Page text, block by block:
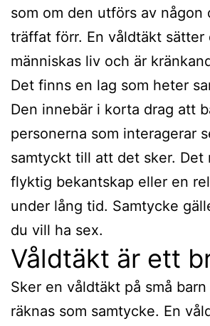
som om den utförs av någon
träffat förr. En våldtäkt sätter
människas liv och är
Det finns en lag som heter
Den innebär i korta drag att
personerna som interagerar
samtyckt till att det sker. Det
flyktig bekantskap eller en
under lång tid. Samtycke
du vill ha sex.
Våldtäkt är ett
Sker en våldtäkt på små
räknas som samtycke. En